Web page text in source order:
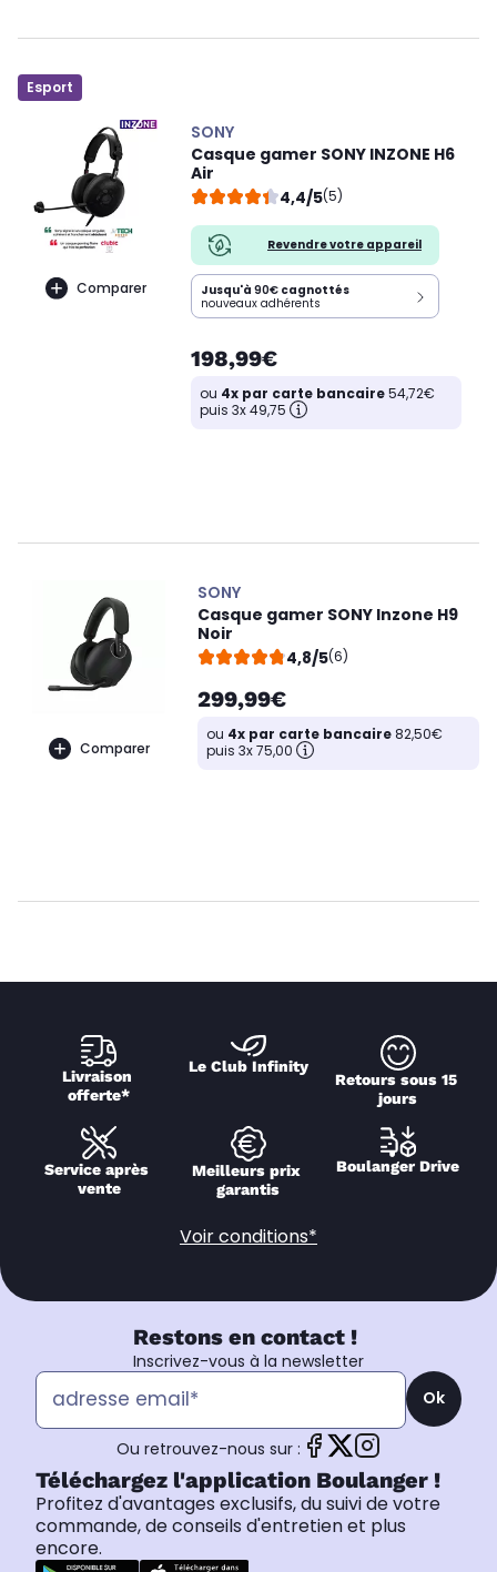
Esport
Comparer
SONY
Casque gamer SONY INZONE H6
Air
4,4/5(5)
Revendre votre appareil
Jusqu'à 90€ cagnottés
nouveaux adhérents
198,99€
ou 4x par carte bancaire54,72€
puis 3x 49,75
Comparer
SONY
Casque gamer SONY Inzone H9
Noir
4,8/5(6)
299,99€
ou 4x par carte bancaire82,50€
puis 3x 75,00
Livraison
offerte*
Le Club Infinity
Retours sous 15
jours
Service après
vente
Meilleurs prix
garantis
Boulanger Drive
Voir conditions*
Restons en contact !
Inscrivez-vous à la newsletter
Ok
Ou retrouvez-nous sur :
Téléchargez l'application Boulanger !
Profitez d'avantages exclusifs, du suivi de votre
commande, de conseils d'entretien et plus
encore.